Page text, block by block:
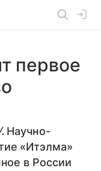
первое
Научно-
«Итэлма»
в России